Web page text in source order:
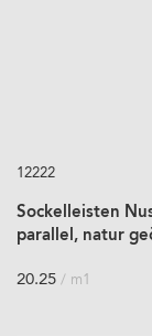
12222
Sockelleisten
parallel, natur
20.25 / m1